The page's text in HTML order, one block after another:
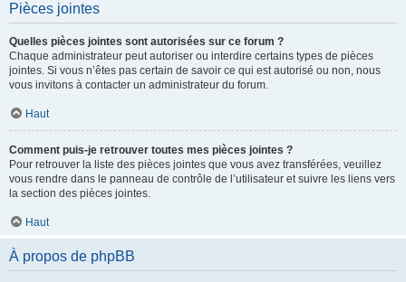
Pièces jointes
Quelles pièces jointes sont autorisées sur ce forum ?
Chaque administrateur peut autoriser ou interdire certains types de pièces
jointes. Si vous n’êtes pas certain de savoir ce qui est autorisé ou non, nous
vous invitons à contacter un administrateur du forum.
Haut
Comment puis-je retrouver toutes mes pièces jointes ?
Pour retrouver la liste des pièces jointes que vous avez transférées, veuillez
vous rendre dans le panneau de contrôle de l’utilisateur et suivre les liens vers
la section des pièces jointes.
Haut
À propos de phpBB